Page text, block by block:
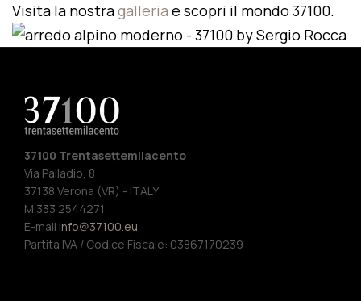
Visita la nostragalleria e scopri il mondo 37100.
37100 Trentasettemilacento
Via Palladio, 8
37138 Verona (VR) - ITALY
M 333 2544271
E-mail info@37100.eu
Partita IVA / Codice Fiscale: 03867170239